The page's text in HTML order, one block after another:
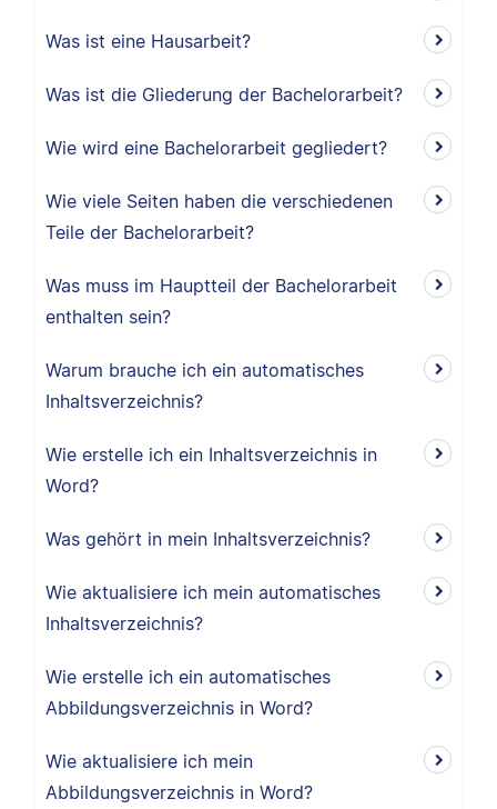
Was ist eine Hausarbeit?
Was ist die Gliederung der Bachelorarbeit?
Wie wird eine Bachelorarbeit gegliedert?
Wie viele Seiten haben die verschiedenen
Teile der Bachelorarbeit?
Was muss im Hauptteil der Bachelorarbeit
enthalten sein?
Warum brauche ich ein automatisches
Inhaltsverzeichnis?
Wie erstelle ich ein Inhaltsverzeichnis in
Word?
Was gehört in mein Inhaltsverzeichnis?
Wie aktualisiere ich mein automatisches
Inhaltsverzeichnis?
Wie erstelle ich ein automatisches
Abbildungsverzeichnis in Word?
Wie aktualisiere ich mein
Abbildungsverzeichnis in Word?